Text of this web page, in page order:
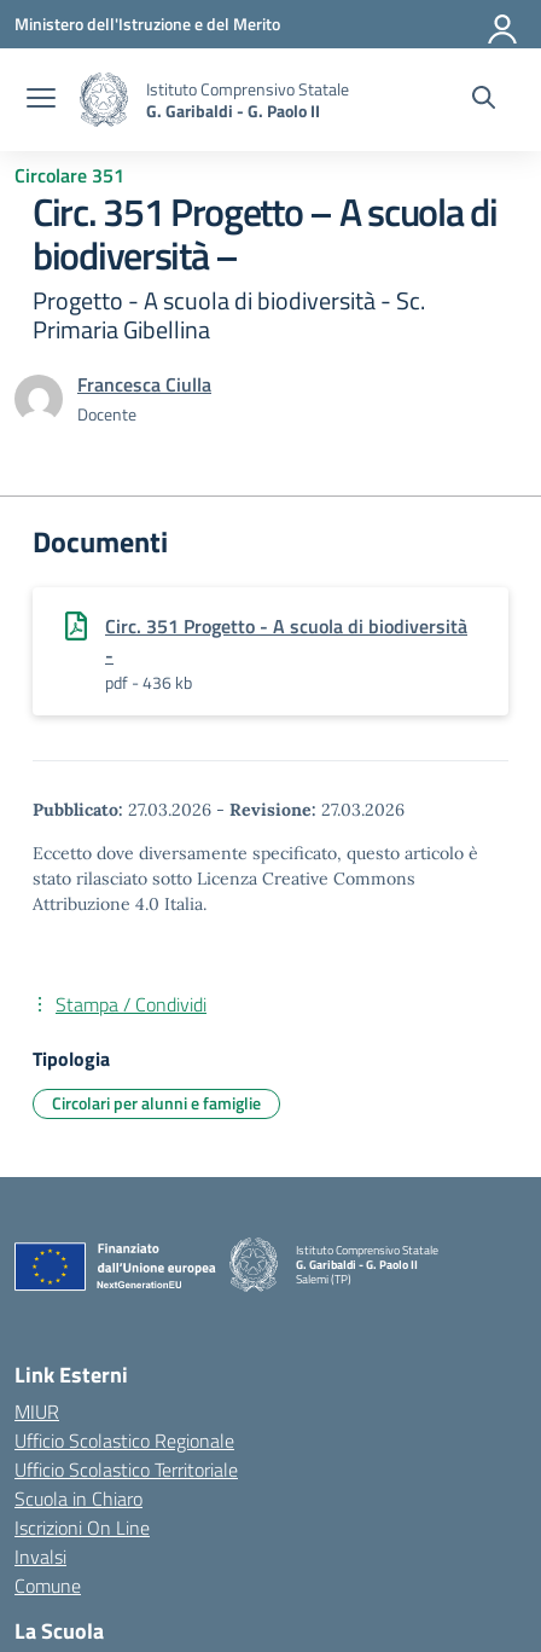
Vai ai contenuti
Vai al menu di navigazione
Vai al footer
Ministero dell'Istruzione e del Merito
Istituto Comprensivo Statale
G. Garibaldi - G. Paolo II
Circolare 351
Circ. 351 Progetto – A scuola di
biodiversità –
Progetto - A scuola di biodiversità - Sc.
Primaria Gibellina
Francesca Ciulla
Docente
Documenti
Circ. 351 Progetto - A scuola di biodiversità
-
pdf - 436 kb
Pubblicato: 27.03.2026 - Revisione: 27.03.2026
Eccetto dove diversamente specificato, questo articolo è
stato rilasciato sotto Licenza Creative Commons
Attribuzione 4.0 Italia.
Stampa / Condividi
Tipologia
Circolari per alunni e famiglie
Istituto Comprensivo Statale
G. Garibaldi - G. Paolo II
Salemi (TP)
Link Esterni
MIUR
Ufficio Scolastico Regionale
Ufficio Scolastico Territoriale
Scuola in Chiaro
Iscrizioni On Line
Invalsi
Comune
La Scuola